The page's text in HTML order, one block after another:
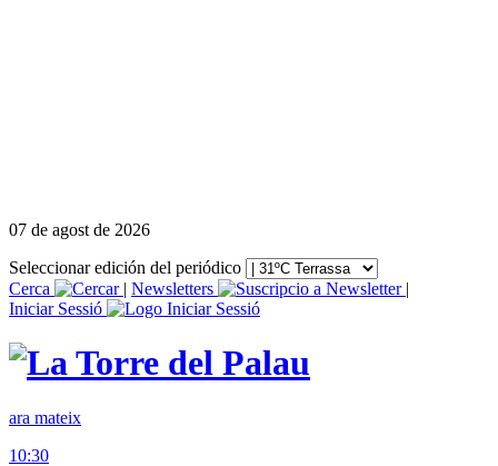
07 de agost de 2026
Seleccionar edición del periódico
Cerca
| Newsletters
|
Iniciar Sessió
ara mateix
10:30